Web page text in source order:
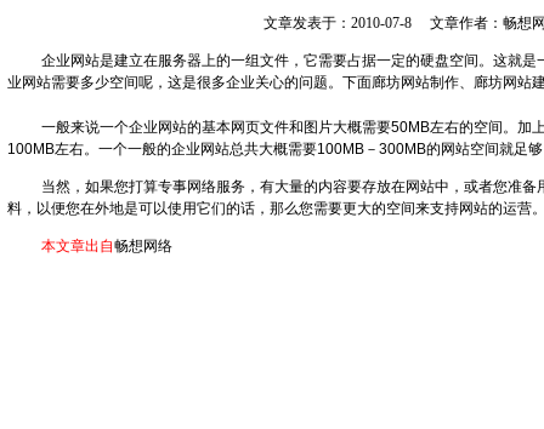
文章发表于：2010-07-8 文章作者： 畅想
企业网站是建立在服务器上的一组文件，它需要占据一定的硬盘空间。这就
业网站需要多少空间呢，这是很多企业关心的问题。下面廊坊网站制作、 廊坊网站
一般来说一个企业网站的基本网页文件和图片大概需要50MB左右的空间。加
100MB左右。一个一般的企业网站总共大概需要100MB－300MB的网站空间就
当然，如果您打算专事网络服务，有大量的内容要存放在网站中，或者您准
料，以便您在外地是可以使用它们的话，那么您需要更大的空间来支持网站的运营
本文章出自畅想网络